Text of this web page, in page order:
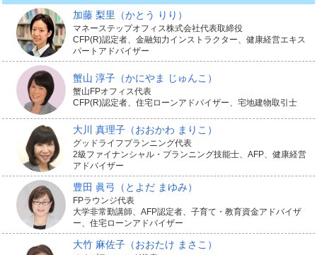
加藤 梨里 （かとう りり）
マネーステップオフィス株式会社代表取締役
CFP(R)認定者、金融知力インストラクター、健康経営エキス
パートアドバイザー
蟹山 淳子 （かにやま じゅんこ）
蟹山FPオフィス代表
CFP(R)認定者、住宅ローンアドバイザー、宅地建物取引士
大川 真理子 （おおかわ まりこ）
グッドライフプランニング代表
2級ファイナンシャル・プランニング技能士、AFP、健康経営
アドバイザー
豊田 眞弓 （とよだ まゆみ）
FPラウンジ代表
大学非常勤講師、AFP認定者、子育て・教育資金アドバイザ
ー、住宅ローンアドバイザー
大竹 麻佐子 （おおたけ まさこ）